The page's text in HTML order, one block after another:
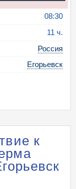
08:30
11 ч.
Россия
Егорьевск
к